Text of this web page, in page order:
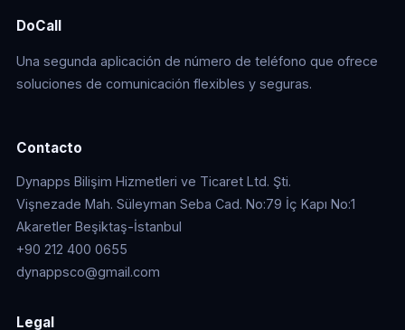
DoCall
Una segunda aplicación de número de teléfono que ofrece
soluciones de comunicación flexibles y seguras.
Contacto
Dynapps Bilişim Hizmetleri ve Ticaret Ltd. Şti.
Vişnezade Mah. Süleyman Seba Cad. No:79 İç Kapı No:1
Akaretler Beşiktaş-İstanbul
+90 212 400 0655
dynappsco@gmail.com
Legal